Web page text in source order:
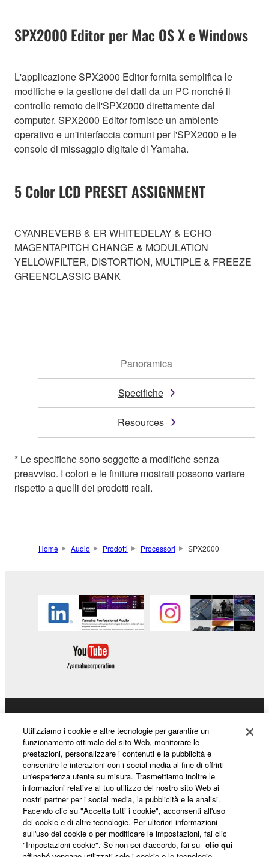
SPX2000 Editor per Mac OS X e Windows
L'applicazione SPX2000 Editor fornita semplifica le
modifiche e la gestione dei dati da un PC nonché il
controllo remoto dell'SPX2000 direttamente dal
computer. SPX2000 Editor fornisce un ambiente
operativo e un'interfaccia comuni per l'SPX2000 e le
console di missaggio digitale di Yamaha.
5 Color LCD PRESET ASSIGNMENT
CYANREVERB & ER WHITEDELAY & ECHO
MAGENTAPITCH CHANGE & MODULATION
YELLOWFILTER, DISTORTION, MULTIPLE & FREEZE
GREENCLASSIC BANK
Panoramica
Specifiche
Resources
* Le specifiche sono soggette a modifiche senza
preavviso. I colori e le finiture mostrati possono variare
rispetto a quelli dei prodotti reali.
Home Audio Prodotti Processori SPX2000
Notizie
Informazioni su Yamaha
Utilizziamo i cookie e altre tecnologie per garantire un
funzionamento ottimale del sito Web, monitorare le
prestazioni, personalizzare i contenuti e la pubblicità e
consentire le interazioni con i social media al fine di offrirti
un'esperienza utente su misura. Trasmettiamo inoltre le
informazioni relative al tuo utilizzo del nostro sito Web ai
nostri partner per i social media, la pubblicità e le analisi.
Facendo clic su "Accetta tutti i cookie", acconsenti all'uso
dei cookie e di altre tecnologie. Per ulteriori informazioni
sull'uso dei cookie o per modificare le impostazioni, fai clic
"Impostazioni cookie". Se non sei d'accordo, fai su clic qui